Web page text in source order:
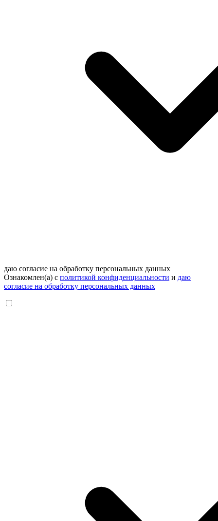
даю согласие на обработку персональных данных
Ознакомлен(а) с политикой конфиденциальности и даю
согласие на обработку персональных данных